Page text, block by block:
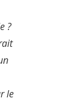
?
le